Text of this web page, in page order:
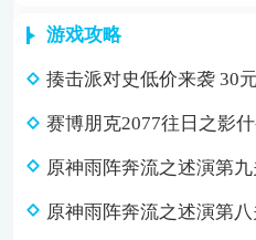
游戏攻略
揍击派对史低价来袭 30
赛博朋克2077往日之影什么时候适合
原神雨阵奔流之述演第九关怎么过 第九
原神雨阵奔流之述演第八关怎么过 第